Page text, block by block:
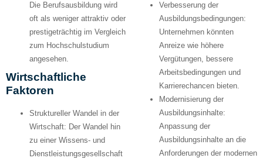
Die Berufsausbildung wird
oft als weniger attraktiv oder
prestigeträchtig im Vergleich
zum Hochschulstudium
angesehen.
Wirtschaftliche
Faktoren
Struktureller Wandel in der
Wirtschaft: Der Wandel hin
zu einer Wissens- und
Dienstleistungsgesellschaft
Verbesserung der
Ausbildungsbedingungen:
Unternehmen könnten
Anreize wie höhere
Vergütungen, bessere
Arbeitsbedingungen und
Karrierechancen bieten.
Modernisierung der
Ausbildungsinhalte:
Anpassung der
Ausbildungsinhalte an die
Anforderungen der modernen